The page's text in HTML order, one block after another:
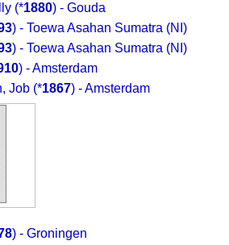
(*1880) - Gouda
) - Toewa Asahan Sumatra (NI)
) - Toewa Asahan Sumatra (NI)
) - Amsterdam
Job (*1867) - Amsterdam
) - Groningen